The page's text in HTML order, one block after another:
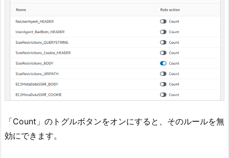
「Count」のトグルボタンをオンにすると、そのルールを無
効にできます。